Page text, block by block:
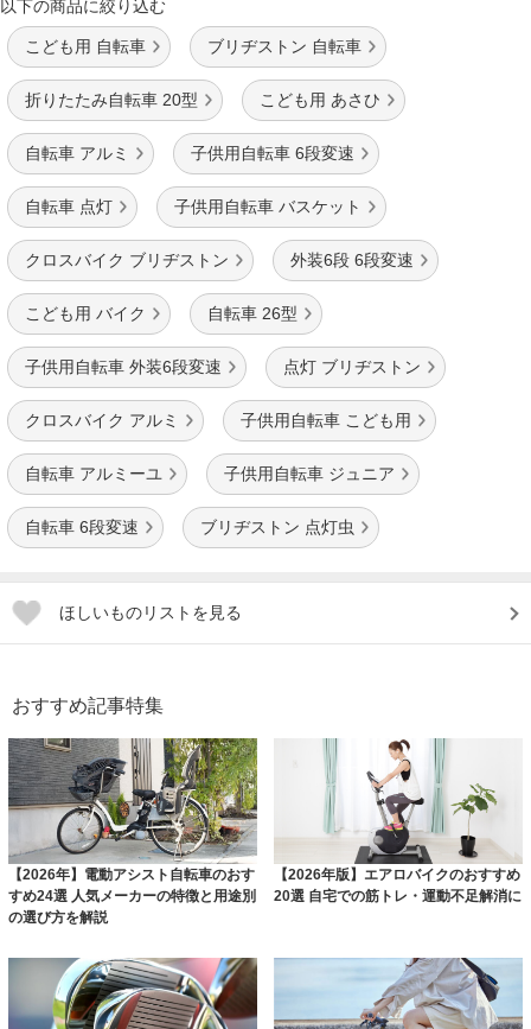
以下の商品に絞り込む
こども用 自転車 ブリヂストン 自転車
折りたたみ自転車 20型 こども用 あさひ
自転車 アルミ 子供用自転車 6段変速
自転車 点灯 子供用自転車 バスケット
クロスバイク ブリヂストン 外装6段 6段変速
こども用 バイク 自転車 26型
子供用自転車 外装6段変速 点灯 ブリヂストン
クロスバイク アルミ 子供用自転車 こども用
自転車 アルミーユ 子供用自転車 ジュニア
自転車 6段変速 ブリヂストン 点灯虫
ほしいものリストを見る
おすすめ記事特集
【2026年】電動アシスト自転車のおす
すめ24選 人気メーカーの特徴と用途別
の選び方を解説
【2026年版】エアロバイクのおすすめ
20選 自宅での筋トレ・運動不足解消に